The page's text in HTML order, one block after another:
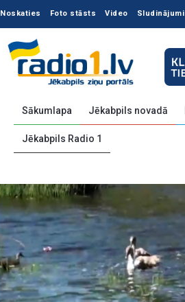
Noskaties Foto stāsts Video Sludinājumi
Sākumlapa Jēkabpils novadā
Jēkabpils Radio 1